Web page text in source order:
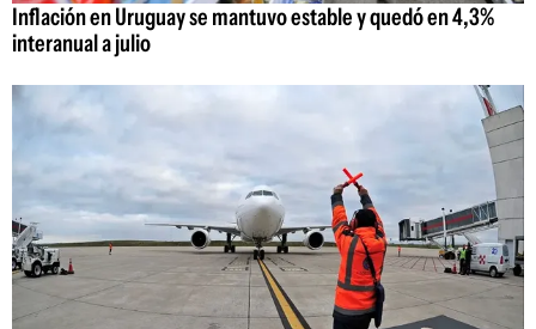
Inflación en Uruguay se mantuvo estable y quedó en 4,3%
interanual a julio